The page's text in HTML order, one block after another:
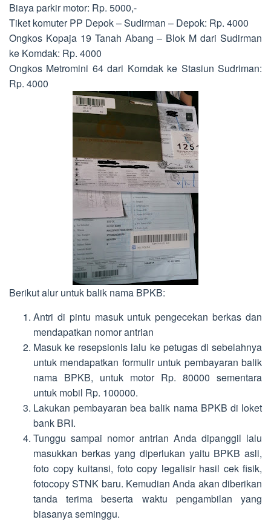
Biaya parkir motor: Rp. 5000,-
Tiket komuter PP Depok – Sudirman – Depok: Rp. 4000
Ongkos Kopaja 19 Tanah Abang – Blok M dari Sudirman
ke Komdak: Rp. 4000
Ongkos Metromini 64 dari Komdak ke Stasiun Sudriman:
Rp. 4000
Berikut alur untuk balik nama BPKB:
Antri di pintu masuk untuk pengecekan berkas dan
mendapatkan nomor antrian
Masuk ke resepsionis lalu ke petugas di sebelahnya
untuk mendapatkan formulir untuk pembayaran balik
nama BPKB, untuk motor Rp. 80000 sementara
untuk mobil Rp. 100000.
Lakukan pembayaran bea balik nama BPKB di loket
bank BRI.
Tunggu sampai nomor antrian Anda dipanggil lalu
masukkan berkas yang diperlukan yaitu BPKB asli,
foto copy kuitansi, foto copy legalisir hasil cek fisik,
fotocopy STNK baru. Kemudian Anda akan diberikan
tanda terima beserta waktu pengambilan yang
biasanya seminggu.